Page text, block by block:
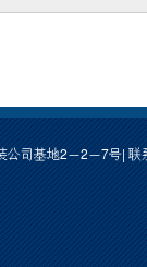
司基地2－2－7号|